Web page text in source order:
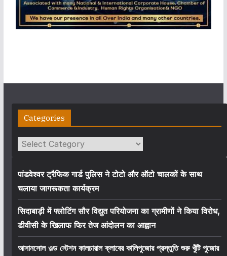
Categories
Categories
पांडवेश्वर ट्रैफिक गार्ड पुलिस ने टोटो और ऑटो चालकों के साथ
चलाया जागरूकता कार्यक्रम
सिदाबाड़ी में फ्लोटिंग सौर विद्युत परियोजना का ग्रामीणों ने किया विरोध,
डीवीसी के खिलाफ फिर तेज आंदोलन का आह्वान
আসানসোল ওল্ড স্টেশন কালচারাল ক্লাবের কালিপুজোর প্রস্তুতি শুরু খুঁটি পুজোর